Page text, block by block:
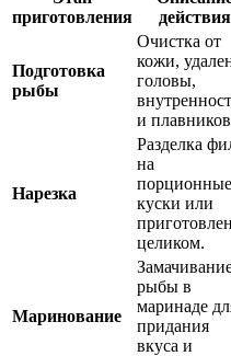
приготовления
действия
Подготовка
рыбы
Очистка от
кожи,
головы,
и
Нарезка
Разделка
на
порционные
куски или
целиком.
Маринование
рыбы в
маринаде
придания
вкуса и